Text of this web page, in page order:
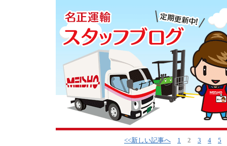
<<新しい記事へ 1 2 3 4 5